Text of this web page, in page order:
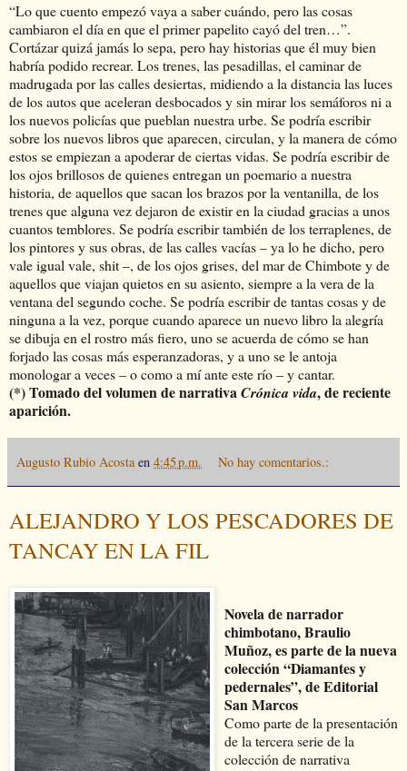
“Lo que cuento empezó vaya a saber cuándo, pero las cosas
cambiaron el día en que el primer papelito cayó del tren…”.
Cortázar quizá jamás lo sepa, pero hay historias que él muy bien
habría podido recrear. Los trenes, las pesadillas, el caminar de
madrugada por las calles desiertas, midiendo a la distancia las luces
de los autos que aceleran desbocados y sin mirar los semáforos ni a
los nuevos policías que pueblan nuestra urbe. Se podría escribir
sobre los nuevos libros que aparecen, circulan, y la manera de cómo
estos se empiezan a apoderar de ciertas vidas. Se podría escribir de
los ojos brillosos de quienes entregan un poemario a nuestra
historia, de aquellos que sacan los brazos por la ventanilla, de los
trenes que alguna vez dejaron de existir en la ciudad gracias a unos
cuantos temblores. Se podría escribir también de los terraplenes, de
los pintores y sus obras, de las calles vacías – ya lo he dicho, pero
vale igual vale, shit –, de los ojos grises, del mar de Chimbote y de
aquellos que viajan quietos en su asiento, siempre a la vera de la
ventana del segundo coche. Se podría escribir de tantas cosas y de
ninguna a la vez, porque cuando aparece un nuevo libro la alegría
se dibuja en el rostro más fiero, uno se acuerda de cómo se han
forjado las cosas más esperanzadoras, y a uno se le antoja
monologar a veces – o como a mí ante este río – y cantar.
(*) Tomado del volumen de narrativaCrónica vida, de reciente
aparición.
Augusto Rubio Acosta en 4:45 p.m. No hay comentarios.:
ALEJANDRO Y LOS PESCADORES DE
TANCAY EN LA FIL
Novela de narrador
chimbotano, Braulio
Muñoz, es parte de la nueva
colección “Diamantes y
pedernales”, de Editorial
San Marcos
Como parte de la presentación
de la tercera serie de la
colección de narrativa